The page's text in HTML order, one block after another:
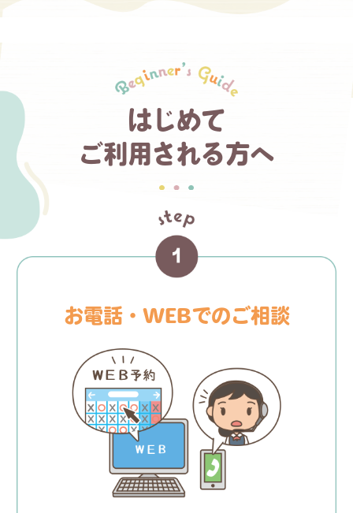
はじめて
ご利用される方へ
お電話・WEBでのご相談